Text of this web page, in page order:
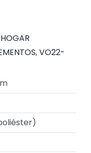
,VO22-